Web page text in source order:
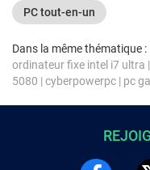
PC tout-en-un
Dans la même thématique :
ordinateur fixe intel i7 ultra |
5080 | cyberpowerpc | pc